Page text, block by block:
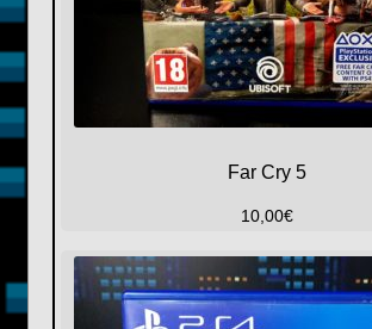
Far Cry 5
10,00€